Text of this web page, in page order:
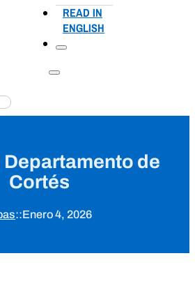
READ IN
ENGLISH
Departamento de
Cortés
::Enero 4, 2026